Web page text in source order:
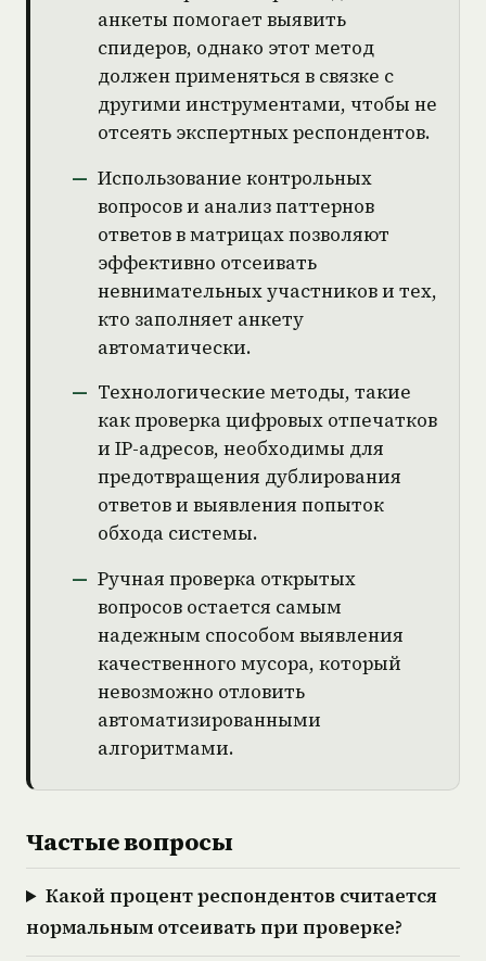
анкеты помогает выявить
спидеров, однако этот метод
должен применяться в связке с
другими инструментами, чтобы не
отсеять экспертных респондентов.
Использование контрольных
вопросов и анализ паттернов
ответов в матрицах позволяют
эффективно отсеивать
невнимательных участников и тех,
кто заполняет анкету
автоматически.
Технологические методы, такие
как проверка цифровых отпечатков
и IP-адресов, необходимы для
предотвращения дублирования
ответов и выявления попыток
обхода системы.
Ручная проверка открытых
вопросов остается самым
надежным способом выявления
качественного мусора, который
невозможно отловить
автоматизированными
алгоритмами.
Частые вопросы
Какой процент респондентов считается
нормальным отсеивать при проверке?